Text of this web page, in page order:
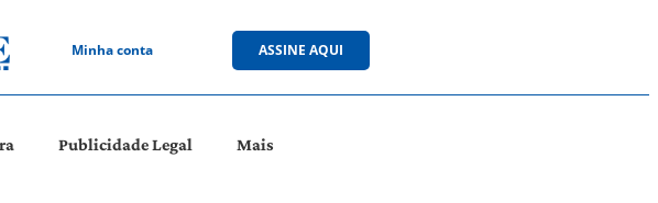
Minha conta ASSINE AQUI
Publicidade Legal Mais